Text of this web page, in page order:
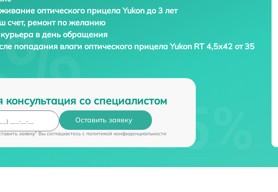
оптического прицела Yukon до 3 лет
счет, ремонт по желанию
в день обращения
попадания влаги оптического прицелаYukon RT 4,5х42 от 35
консультация со специалистом
Оставить заявку
заявку" Вы соглашаетесь c политикой конфиденциальности